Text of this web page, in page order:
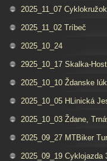
2025_11_07 Cyklokružok
2025_11_02 Tríbeč
2025_10_24
2925_10_17 Skalka-
2025_10_10 Ždanske
2025_10_05 HLinická
2025_10_03 Ždane,
2025_09_27 MTBiker
2025_09_19 Cyklojazda